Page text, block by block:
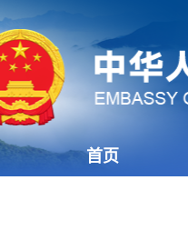
首页